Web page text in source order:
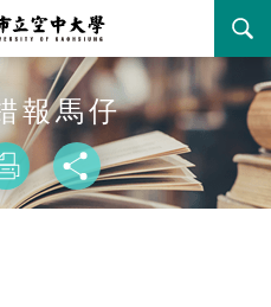
報馬仔
略過字型切
列印 分享